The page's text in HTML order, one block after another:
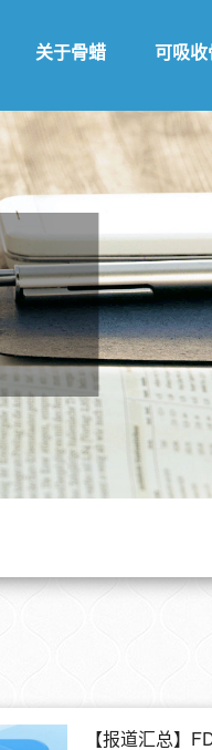
关于骨蜡 可吸
【报道汇总】